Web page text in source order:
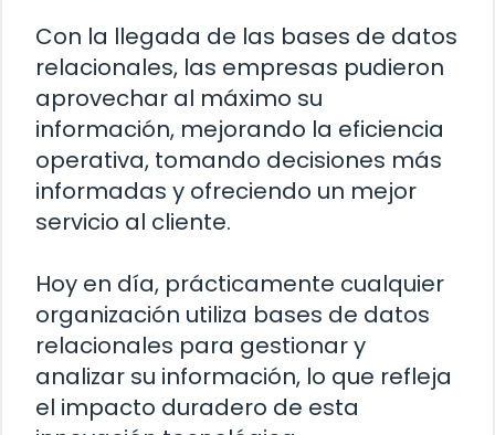
Con la llegada de las bases de datos
relacionales, las empresas pudieron
aprovechar al máximo su
información, mejorando la eficiencia
operativa, tomando decisiones más
informadas y ofreciendo un mejor
servicio al cliente.
Hoy en día, prácticamente cualquier
organización utiliza bases de datos
relacionales para gestionar y
analizar su información, lo que refleja
el impacto duradero de esta